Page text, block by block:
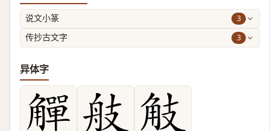
说文小篆 3
传抄古文字 3
异体字